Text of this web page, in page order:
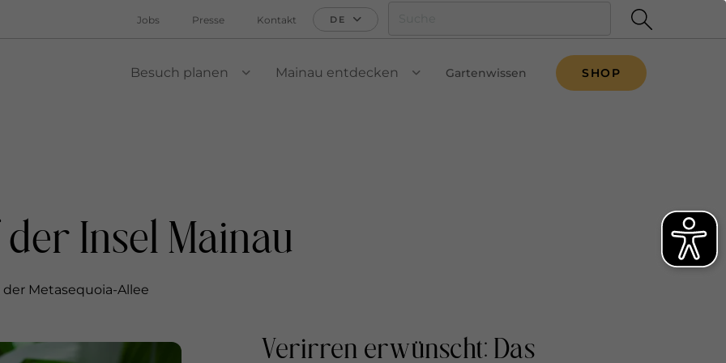
Jobs Presse Kontakt DE
Besuch planen
VIEW SUBMENU
Mainau entdecken
VIEW SUBMENU
Gartenwissen SHOP
Insel Mainau
der Metasequoia-Allee
Verirren erwünscht: Das